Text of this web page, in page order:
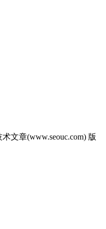
文章(www.seouc.com) 版